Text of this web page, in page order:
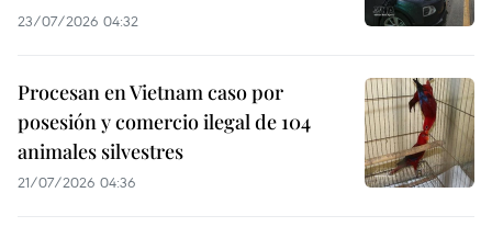
23/07/2026 04:32
Procesan en Vietnam caso por
posesión y comercio ilegal de 104
animales silvestres
21/07/2026 04:36